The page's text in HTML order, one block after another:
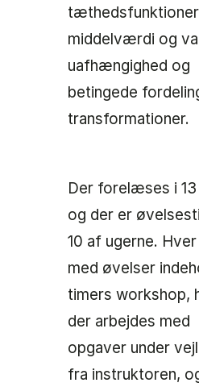
middelværdi og
uafhængighed og
betingede
transformationer.
Der forelæses i 13
og der er
10 af ugerne.
med øvelser
timers workshop,
der arbejdes med
opgaver under
fra instruktoren,